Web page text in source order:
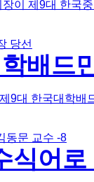
이 제9대 한
배드
9대 한국대학
식어